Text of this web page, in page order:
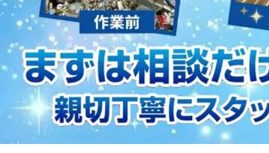
2023/01/12
買取・片付けのアイワクリーン
2023/07/24
中日新聞 岐阜版「空き家対策SOS」コーナーに掲載いただきまし…